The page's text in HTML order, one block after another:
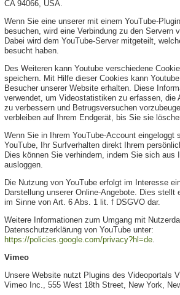
CA 94066, USA.
Wenn Sie eine unserer mit einem YouTube-
besuchen, wird eine Verbindung zu den Servern
Dabei wird dem YouTube-Server mitgeteilt,
besucht haben.
Des Weiteren kann Youtube verschiedene
speichern. Mit Hilfe dieser Cookies kann
Besucher unserer Website erhalten. Diese
verwendet, um Videostatistiken zu erfassen, die
zu verbessern und Betrugsversuchen
verbleiben auf Ihrem Endgerät, bis Sie sie
Wenn Sie in Ihrem YouTube-Account eingeloggt
YouTube, Ihr Surfverhalten direkt Ihrem
Dies können Sie verhindern, indem Sie sich aus
ausloggen.
Die Nutzung von YouTube erfolgt im Interesse
Darstellung unserer Online-Angebote. Dies stellt
im Sinne von Art. 6 Abs. 1 lit. f DSGVO dar.
Weitere Informationen zum Umgang mit
Datenschutzerklärung von YouTube unter:
https://policies.google.com/privacy?hl=de
Vimeo
Unsere Website nutzt Plugins des Videoportals
Vimeo Inc., 555 West 18th Street, New York,